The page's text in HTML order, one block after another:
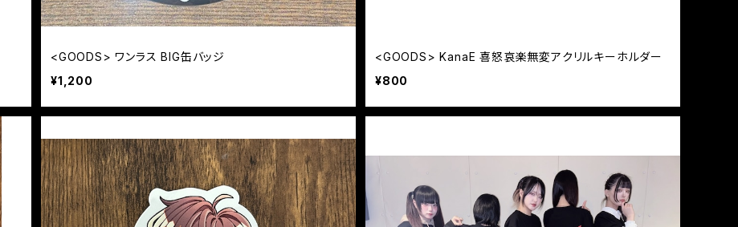
<GOODS> ワンラス BIG缶バッジ
¥1,200
<GOODS> KanaE 喜怒哀楽無変アクリルキーホルダー
¥800